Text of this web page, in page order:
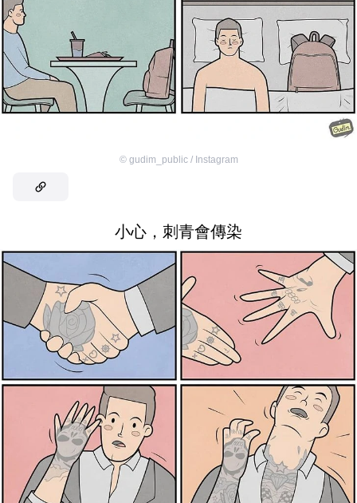
© gudim_public / Instagram
小心，刺青會傳染